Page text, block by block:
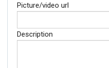
Picture/video url
Description